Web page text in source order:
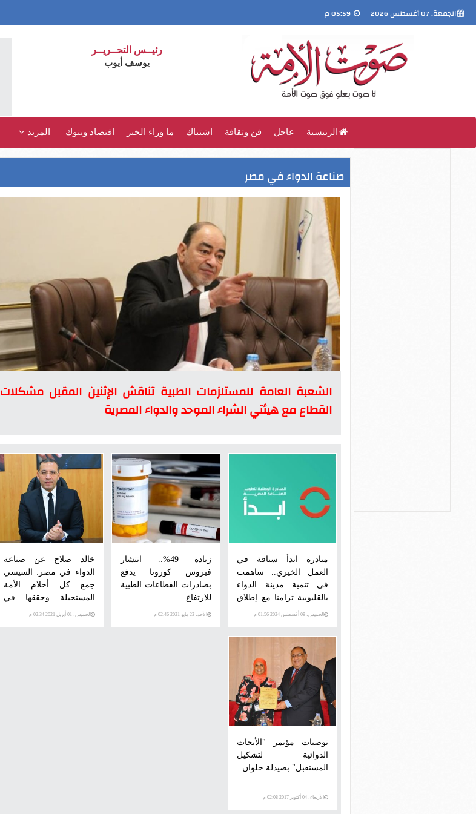
الجمعة، 07 أغسطس 2026
رئيــس التحــريــر
يوسف أيوب
الرئيسية عاجل فن وثقافة اشتباك ما وراء الخبر اقتصاد وبنوك المزيد
صناعة الدواء في مصر
الشعبة العامة للمستلزمات الطبية تناقش الإثنين المقبل مشكلات
القطاع مع هيئتي الشراء الموحد والدواء المصرية
مبادرة ابدأ سباقة في
العمل الخيري.. ساهمت
في تنمية مدينة الدواء
بالقليوبية تزامنا مع إطلاق
حملة 100 يوم صحة
الخميس، 08 أغسطس 2024 01:56 م
زيادة 49%.. انتشار
فيروس كورونا يدفع
بصادرات القطاعات الطبية
للارتفاع
الأحد، 23 مايو 2021 02:46 م
خالد صلاح عن صناعة
الدواء في مصر: السيسي
جمع كل أحلام الأمة
المستحيلة وحققها في
سنوات معدودة
الخميس، 01 أبريل 2021 02:34 م
توصيات مؤتمر "الأبحاث
الدوائية لتشكيل
المستقبل" بصيدلة حلوان
الأربعاء، 04 أكتوبر 2017 02:08 م